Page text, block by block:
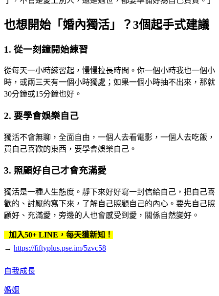
也想開始「婚內獨活」？3個起手式建議
1. 從一刻鐘開始練習
從每天一小時練習起，慢慢拉長時間。你一個小時我也一個小
時，或兩三天有一個小時獨處；如果一個小時抽不出來，那就
30分鐘或15分鐘也好。
2. 要學會娛樂自己
獨活不會無聊，全面自由，一個人去看電影，一個人去吃飯，
買自己喜歡的東西，要學會娛樂自己。
3. 照顧好自己才會充滿愛
獨活是一種人生態度。靜下來好好寫一封信給自己，把自己喜
歡的、討厭的寫下來，了解自己照顧自己的內心。要先自己照
顧好、充滿愛，旁邊的人也會感受到愛，關係自然變好。
加入50+ LINE，每天獲新知！
→ https://fiftyplus.pse.im/5zvc58
自我成長
婚姻